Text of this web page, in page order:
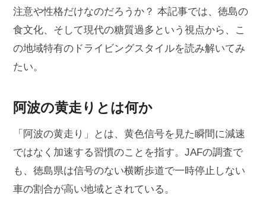
注意や性格だけなのだろうか？ 本記事では、徳島の
食文化、そして現代の糖質過多という視点から、こ
の地域特有のドライビングスタイルを読み解いてみ
たい。
阿波の黄走りとは何か
「阿波の黄走り」とは、黄色信号を見た瞬間に減速
ではなく加速する習慣のことを指す。JAFの調査で
も、徳島県は信号のない横断歩道で一時停止しない
車の割合が高い地域とされている。